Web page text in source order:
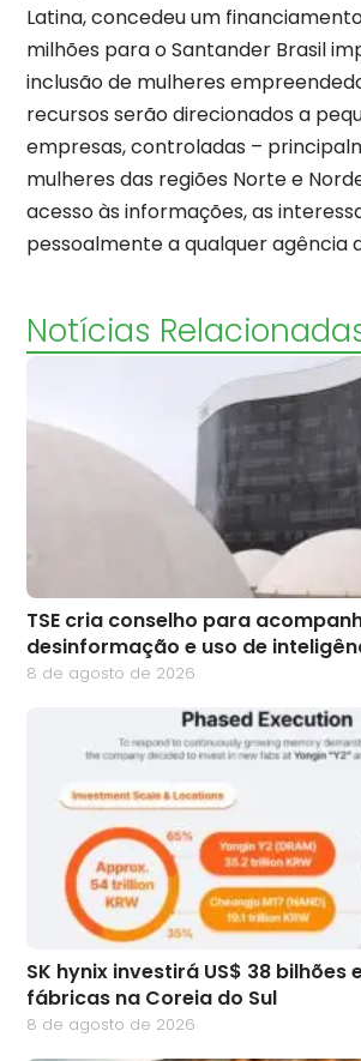
Latina, concedeu um
milhões para o Santander Brasil
inclusão de mulheres
recursos serão direcionados a
empresas, controladas –
mulheres das regiões Norte e
acesso às informações, as
pessoalmente a qualquer agência
Notícias
TSE cria conselho para
desinformação e uso de
8 de agosto de 2026
SK hynix investirá US$ 38 bilhões
fábricas na Coreia do Sul
8 de agosto de 2026